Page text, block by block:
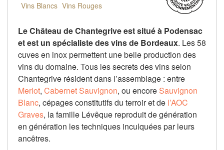
Vins Blancs Vins Rouges
Le Château de Chantegrive est situé à Podensac
et est un spécialiste des vins de Bordeaux. Les 58
cuves en inox permettent une belle production des
vins du domaine. Tous les secrets des vins selon
Chantegrive résident dans l’assemblage : entre
Merlot, Cabernet Sauvignon, ou encore Sauvignon
Blanc, cépages constitutifs du terroir et de l’AOC
Graves, la famille Lévêque reproduit de génération
en génération les techniques inculquées par leurs
ancêtres.